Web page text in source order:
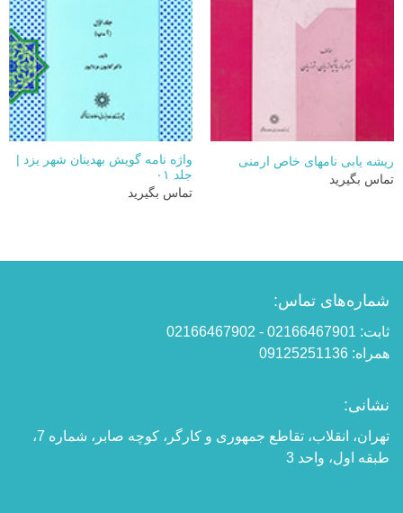
ریشه یابی نامهای خاص ارمنی
تماس بگیرید
واژه نامه گويش بهدينان شهر يزد |
جلد ۰۱
تماس بگیرید
شماره‌های تماس:
ثابت: 02166467901 - 02166467902
همراه: 09125251136
نشانی:
تهران، انقلاب، تقاطع جمهوری و کارگر، کوچه صابر، شماره 7،
طبقه اول، واحد 3